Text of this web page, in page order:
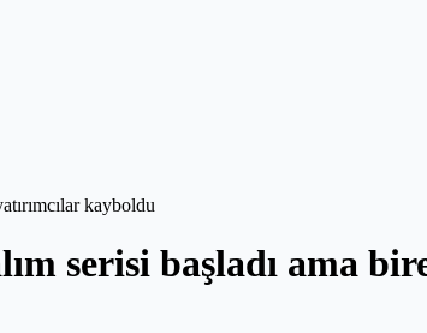
kayboldu
serisi başladı ama